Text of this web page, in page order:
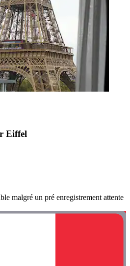
Eiffel
malgré un pré enregistrement attente